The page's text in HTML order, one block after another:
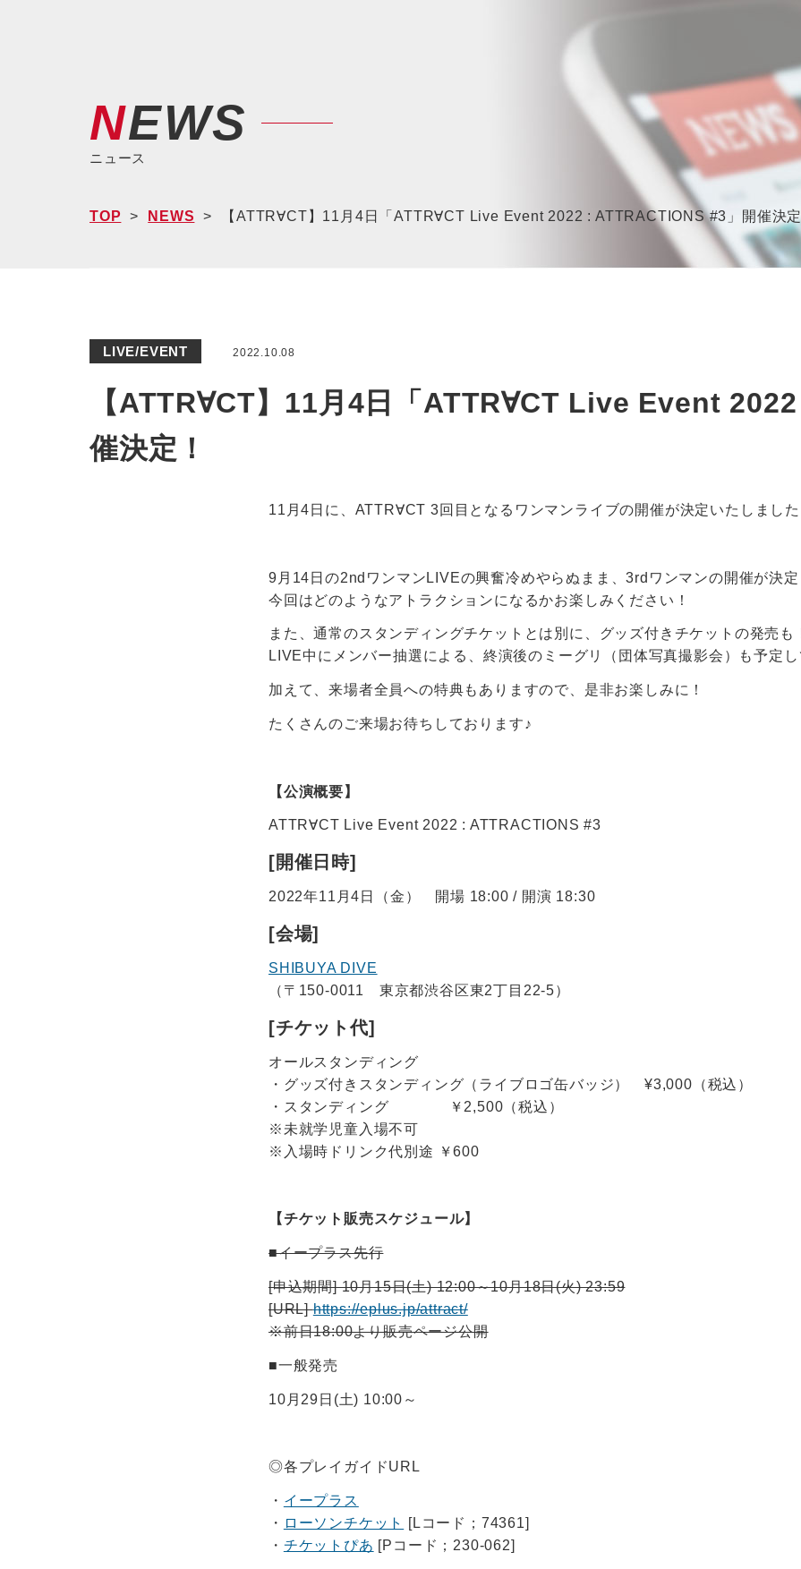
NEWS
ニュース
TOP NEWS 【ATTR∀CT】11月4日「ATTR∀CT Live Event 2022 : ATTRACTIONS #3」開催決定
LIVE/EVENT 2022.10.08
【ATTR∀CT】11月4日「ATTR∀CT Live Event
催決定！
11月4日に、ATTR∀CT 3回目となるワンマンライブの開催が決定いたしました
9月14日の2ndワンマンLIVEの興奮冷めやらぬまま、3rdワンマンの開催が決定
今回はどのようなアトラクションになるかお楽しみください！
また、通常のスタンディングチケットとは別に、グッズ付きチケットの発売も
LIVE中にメンバー抽選による、終演後のミーグリ（団体写真撮影会）も予定し
加えて、来場者全員への特典もありますので、是非お楽しみに！
たくさんのご来場お待ちしております♪
【公演概要】
ATTR∀CT Live Event 2022 : ATTRACTIONS #3
[開催日時]
2022年11月4日（金） 開場 18:00 / 開演 18:30
[会場]
SHIBUYA DIVE
（〒150-0011 東京都渋谷区東2丁目22-5）
[チケット代]
オールスタンディング
・グッズ付きスタンディング（ライブロゴ缶バッジ） ¥3,000（税込）
・スタンディング ￥2,500（税込）
※未就学児童入場不可
※入場時ドリンク代別途 ￥600
【チケット販売スケジュール】
■イープラス先行
[申込期間] 10月15日(土) 12:00～10月18日(火) 23:59
[URL]https://eplus.jp/attract/
※前日18:00より販売ページ公開
■一般発売
10月29日(土) 10:00～
◎各プレイガイドURL
・ イープラス
・ ローソンチケット
[Lコード；74361]
・ チケットぴあ [Pコード；230-062]